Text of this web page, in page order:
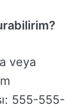
veya
555-555-